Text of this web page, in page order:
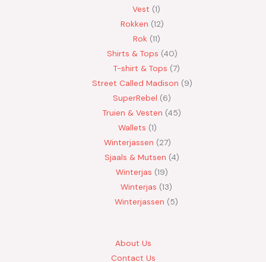
Vest 1
Rokken 12
Rok 11
Shirts & Tops 40
T-shirt & Tops 7
Street Called Madison 9
SuperRebel
6
Truien & Vesten 45
Wallets 1
Winterjassen
27
Sjaals & Mutsen 4
Winterjas 19
Winterjas 13
Winterjassen
5
About Us
Contact Us